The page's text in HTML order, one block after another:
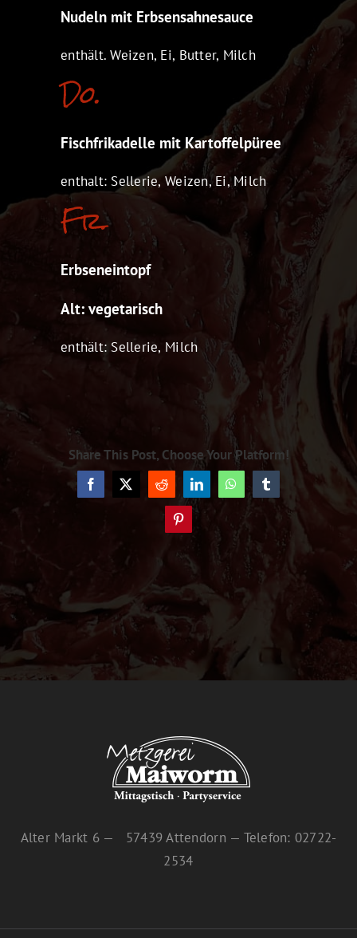
Nudeln mit Erbsensahnesauce
enthält. Weizen, Ei, Butter, Milch
Do.
Fischfrikadelle mit Kartoffelpüree
enthalt: Sellerie, Weizen, Ei, Milch
Fr.
Erbseneintopf
Alt: vegetarisch
enthält: Sellerie, Milch
Share This Post, Choose Your Platform!
Facebook
X RedditLinkedInWhatsAppTumblr
Pinterest
Alter Markt 6 — 57439 Attendorn — Telefon: 02722-
2534